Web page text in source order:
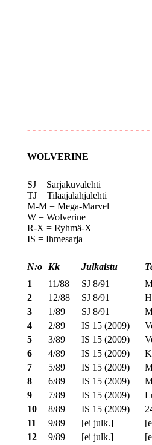
- - - - - - - - - - - - - - - - - - - - - -
WOLVERINE
SJ = Sarjakuvalehti
TJ = Tilaajalahjalehti
M-M = Mega-Marvel
W = Wolverine
R-X = Ryhmä-X
IS = Ihmesarja
N:o Kk Julkaistu
1
11/88 SJ 8/91
2
12/88 SJ 8/91
3
1/89 SJ 8/91
4
2/89 IS 15 (2009)
5
3/89 IS 15 (2009)
6
4/89 IS 15 (2009)
7
5/89 IS 15 (2009)
8
6/89 IS 15 (2009)
9
7/89 IS 15 (2009)
10
8/89 IS 15 (2009)
11
9/89 [ei julk.]
12
9/89 [ei julk.]